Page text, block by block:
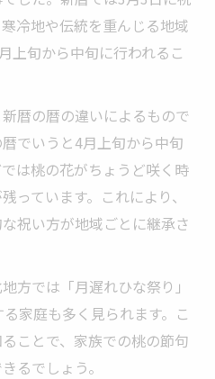
冷地や伝統を重んじる地域
上旬から中旬に行われるこ
暦の暦の違いによるもので
でいうと4月上旬から中旬
は桃の花がちょうど咲く時
っています。これにより、
祝い方が地域ごとに継承さ
方では「月遅れひな祭り」
家庭も多く見られます。こ
ことで、家族での桃の節句
るでしょう。